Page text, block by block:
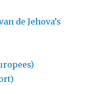
de Jehova’s